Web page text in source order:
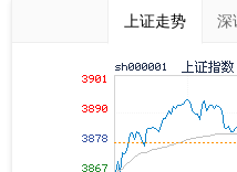
上证走势 深